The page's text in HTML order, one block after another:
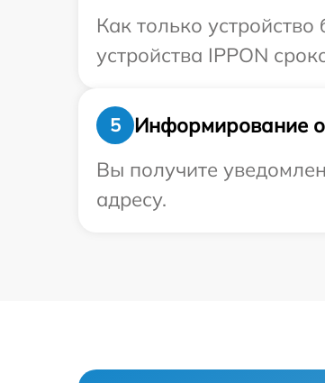
Как только
устройства IPPON
5
Информирование о
Вы получите
адресу.